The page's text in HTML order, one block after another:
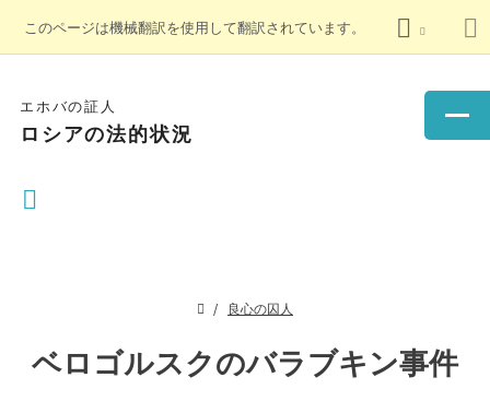
このページは機械翻訳を使用して翻訳されています。
エホバの証人
ロシアの法的状況
良心の囚人
ベロゴルスクのバラブキン事件